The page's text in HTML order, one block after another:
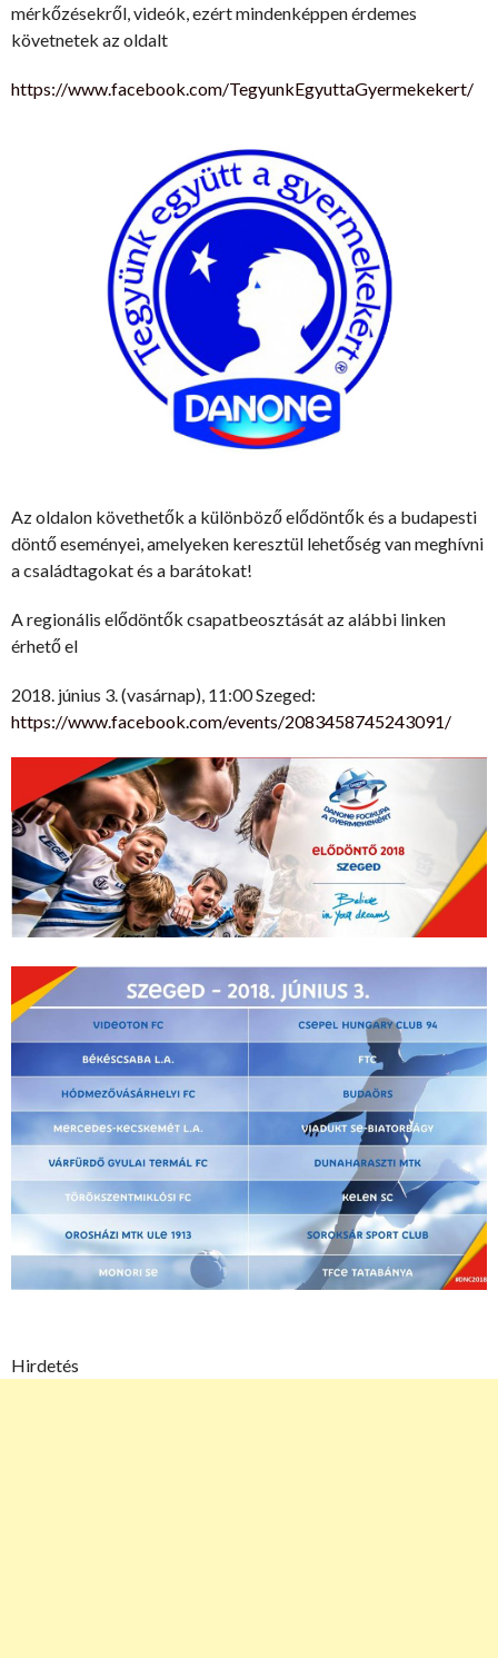
mérkőzésekről, videók, ezért mindenképpen érdemes
követnetek az oldalt
https://www.facebook.com/TegyunkEgyuttaGyermekekert/
Az oldalon követhetők a különböző elődöntők és a budapesti
döntő eseményei, amelyeken keresztül lehetőség van meghívni
a családtagokat és a barátokat!
A regionális elődöntők csapatbeosztását az alábbi linken
érhető el
2018. június 3. (vasárnap), 11:00 Szeged:
https://www.facebook.com/events/2083458745243091/
Hirdetés